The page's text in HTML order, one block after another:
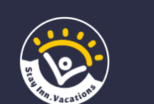
barbecue, zones
aménagées et
le service de
compléter votre
✨ Un cadre alliant